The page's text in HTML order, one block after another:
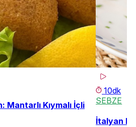
Mantarlı Kıymalı İçli
10dk
SEBZE
İtalyan